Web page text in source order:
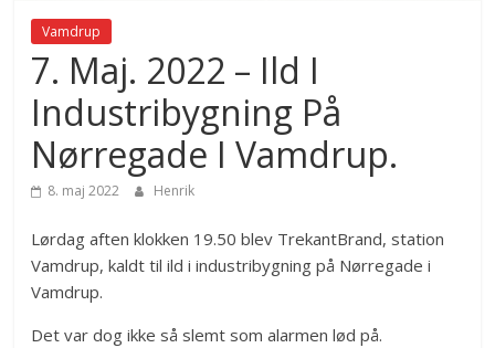
Vamdrup
7. Maj. 2022 – Ild I
Industribygning På
Nørregade I Vamdrup.
8. maj 2022 Henrik
Lørdag aften klokken 19.50 blev TrekantBrand, station
Vamdrup, kaldt til ild i industribygning på Nørregade i
Vamdrup.
Det var dog ikke så slemt som alarmen lød på.